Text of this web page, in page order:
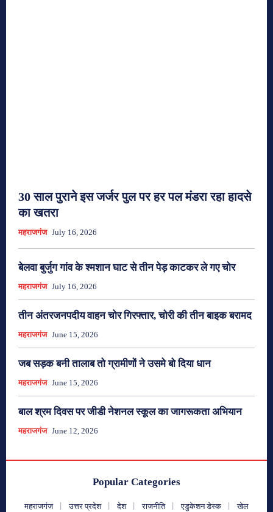
30 साल पुराने इस जर्जर पुल पर हर पल मंडरा रहा हादसे
का खतरा
महराजगंज July 16, 2026
बेलवा बुर्जुग गांव के श्मशान घाट से तीन पेड़ काटकर ले गए चोर
महराजगंज July 16, 2026
तीन अंतरजनपदीय वाहन चोर गिरफ्तार, चोरी की तीन बाइक बरामद
महराजगंज June 15, 2026
जब सड़क बनी तालाब तो ग्रामीणों ने उसमे बो दिया धान
महराजगंज June 15, 2026
बाल श्रम दिवस पर जीडी नेशनल स्कूल का जागरूकता अभियान
महराजगंज June 12, 2026
Popular Categories
महराजगंज उत्तर प्रदेश देश राजनीति एडुकेशन डेस्क
खेल